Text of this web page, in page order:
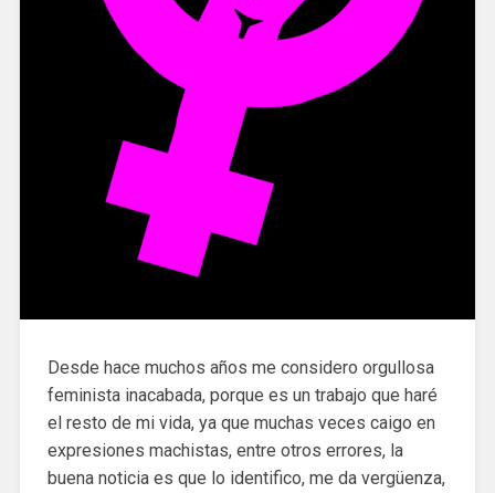
Desde hace muchos años me considero orgullosa
feminista inacabada, porque es un trabajo que haré
el resto de mi vida, ya que muchas veces caigo en
expresiones machistas, entre otros errores, la
buena noticia es que lo identifico, me da vergüenza,